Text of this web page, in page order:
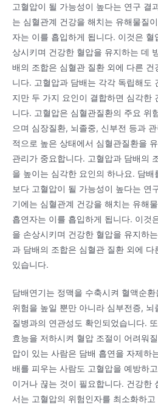
고혈압이 될 가능성이 높다는 연구 결
는 심혈관계 건강을 해치는 유해물질
자는 이를 흡입하게 됩니다. 이것은
상시키며 건강한 혈압을 유지하는 데
배의 조합은 심혈관 질환 외에 다른 건
니다. 고혈압과 담배는 각각 독립해도
지만 두 가지 요인이 결합하면 심각한
니다. 고혈압은 심혈관질환의 주요 위
으며 심장질환, 뇌졸중, 신부전 등과
적으로 높은 상태에서 심혈관질환을
관리가 중요합니다. 고혈압과 담배의
을 높이는 심각한 요인의 하나요. 담
보다 고혈압이 될 가능성이 높다는 연
기에는 심혈관계 건강을 해치는 유해
흡연자는 이를 흡입하게 됩니다. 이것
을 손상시키며 건강한 혈압을 유지하
과 담배의 조합은 심혈관 질환 외에 다
있습니다.
담배연기는 정맥을 수축시켜 혈액순
위험을 높일 뿐만 아니라 심부전증, 뇌
질병과의 연관성도 확인되었습니다.
효능을 저하시켜 혈압 조절이 어려워
압이 있는 사람은 담배 흡연을 자제하
배를 피우는 사람도 고혈압을 예방하
이거나 끊는 것이 필요합니다. 건강한
서는 고혈압의 위험인자를 최소화하